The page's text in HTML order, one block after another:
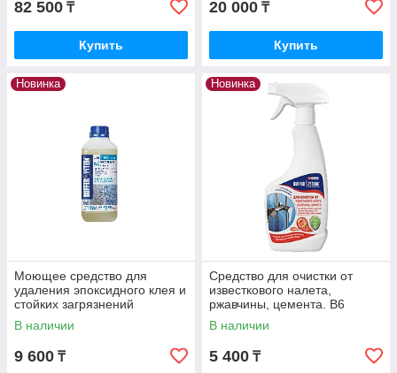
82 500 ₸
Купить
20 000 ₸
Купить
Новинка
Моющее средство для
удаления эпоксидного клея и
стойких загрязнений
Buffersystem M4 EPOX 0,5л
В наличии
9 600 ₸
Новинка
Средство для очистки от
известкового налета,
ржавчины, цемента. B6
CALCIO
В наличии
5 400 ₸